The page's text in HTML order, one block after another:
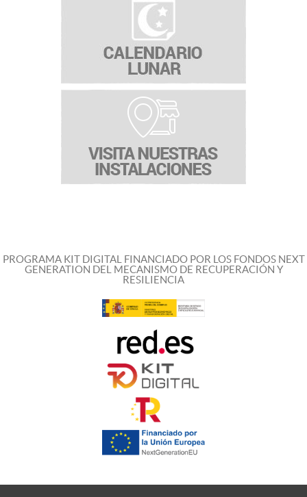
PROGRAMA KIT DIGITAL FINANCIADO POR LOS FONDOS NEXT
GENERATION DEL MECANISMO DE RECUPERACIÓN Y
RESILIENCIA